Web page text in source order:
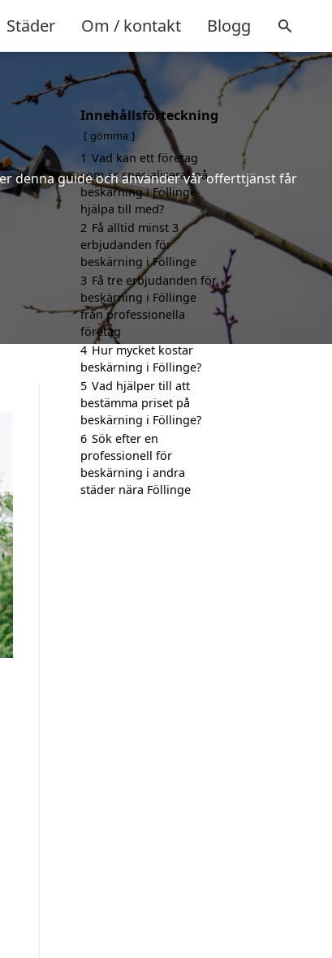
Städer Om / kontakt Blogg
denna guide och använder vår offerttjänst får
Innehållsförteckning
gömma
1 Vad kan ett företag
som är specialiserat på
beskärning i Föllinge
hjälpa till med?
2 Få alltid minst 3
erbjudanden för
beskärning i Föllinge
3 Få tre erbjudanden för
beskärning i Föllinge
från professionella
företag
4 Hur mycket kostar
beskärning i Föllinge?
5 Vad hjälper till att
bestämma priset på
beskärning i Föllinge?
6 Sök efter en
professionell för
beskärning i andra
städer nära Föllinge